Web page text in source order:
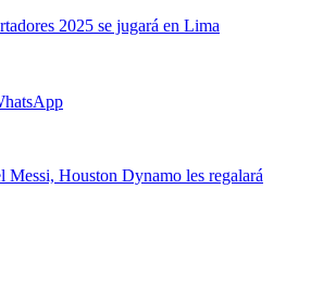
2025 se jugará en Lima
Messi, Houston Dynamo les regalará